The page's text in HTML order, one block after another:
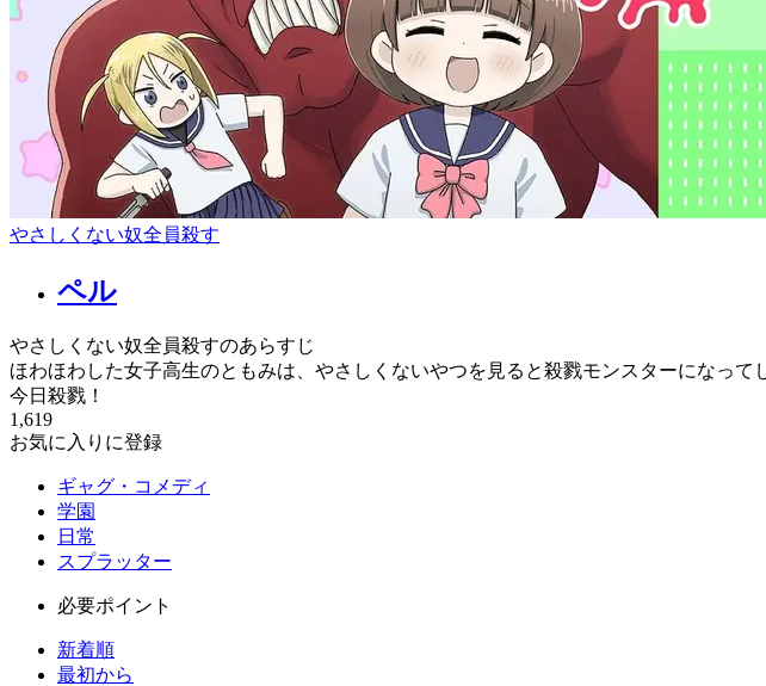
やさしくない奴全員殺す
ペル
やさしくない奴全員殺すのあらすじ
ほわほわした女子高生のともみは、やさしくないやつを見ると殺戮モンスターになっ
今日殺戮！
1,619
お気に入りに登録
ギャグ・コメディ
学園
日常
スプラッター
必要ポイント
新着順
最初から